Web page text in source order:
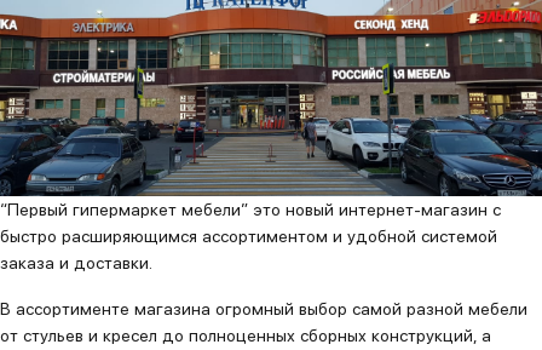
“Первый гипермаркет мебели” это новый интернет-магазин с
быстро расширяющимся ассортиментом и удобной системой
заказа и доставки.
В ассортименте магазина огромный выбор самой разной мебели
от стульев и кресел до полноценных сборных конструкций, а